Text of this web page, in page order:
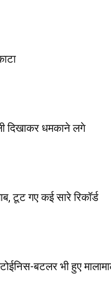
दिखाकर धमकाने लगे
टूट गए कई सारे रिकॉर्ड
बटलर भी हुए